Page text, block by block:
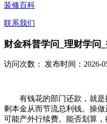
装修百科
联系我们
财金科普学问_理财学问
访问次数： 发布时间：2026-
有钱花的部门还款，就是
剩本金从而节流总利钱。操
可能产外行续费。能否划算